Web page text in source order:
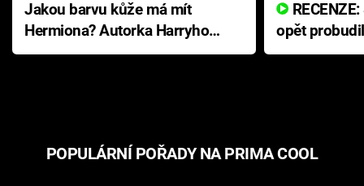
Jakou barvu kůže má mít
Hermiona? Autorka Harryho
Pottera přišla s ráznou
opět
přichází s
POPULÁRNÍ POŘADY NA PRIMA COOL